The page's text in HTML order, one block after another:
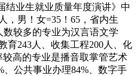
结业生就业质量年度演讲》中
，男！女=35！65，省内生
数较多的专业为汉言语文学
育243人、收集工程200人、化
高的专业是播音取掌管艺术
、公共事业办理84%、数字手